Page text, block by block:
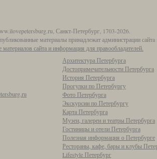
Санкт-Петербург, 1703-2026.
материалы принадлежат администрации
материалов сайта и информация для правообладателей.
Архитектура Петербурга
Достопримечательности Петербурга
История Петербурга
Прогулки по Петербургу
Фото Петербурга
Экскурсии по Петербургу
Карта Петербурга
Музеи, галереи и театры Петербурга
Гостиницы и отели Петербурга
Полезная информация о Петербурге
Рестораны, кафе, бары и клубы
Lifestyle Петербург